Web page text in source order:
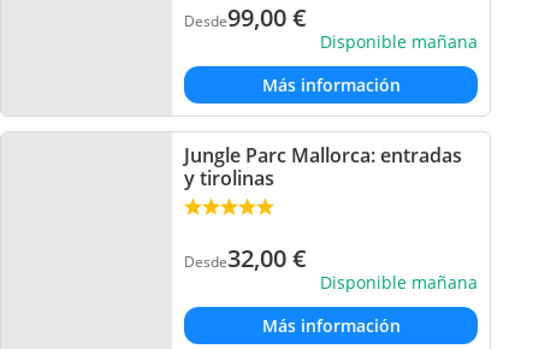
Desde99,00€
Disponible mañana
Más información
Jungle Parc Mallorca: entradas
y tirolinas
Desde32,00€
Disponible mañana
Más información